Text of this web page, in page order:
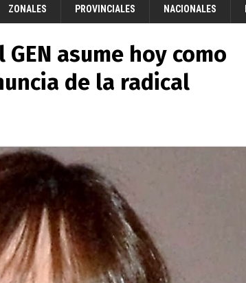
ZONALES PROVINCIALES NACIONALES
asume hoy como
de la radical